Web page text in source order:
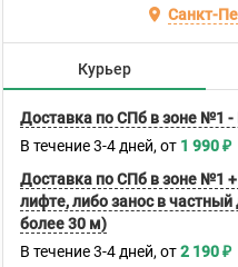
Санкт-
Курьер
Доставка по СПб в зоне №1 -
В течение 3-4 дней 1 990₽
Доставка по СПб в зоне №1
лифте, либо занос в
более 30 м)
В течение 3-4 дней 2 190₽